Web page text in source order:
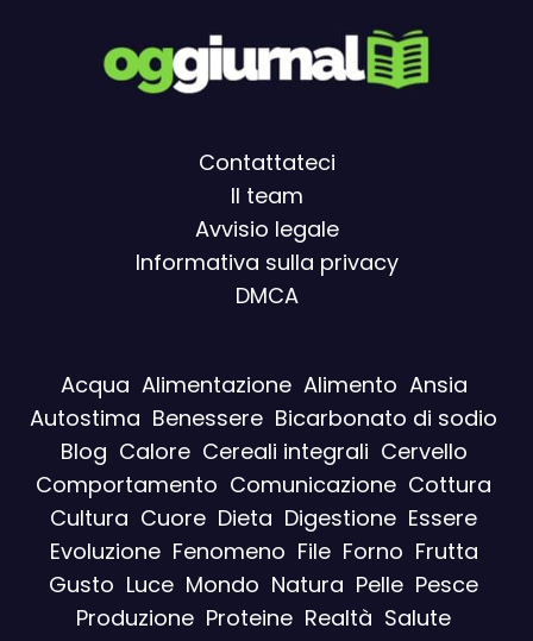
Contattateci
Il team
Avvisio legale
Informativa sulla privacy
DMCA
Acqua Alimentazione Alimento Ansia
Autostima Benessere Bicarbonato di sodio
Blog Calore Cereali integrali Cervello
Comportamento Comunicazione Cottura
Cultura Cuore Dieta Digestione Essere
Evoluzione Fenomeno File Forno Frutta
Gusto Luce Mondo Natura Pelle Pesce
Produzione Proteine Realtà Salute